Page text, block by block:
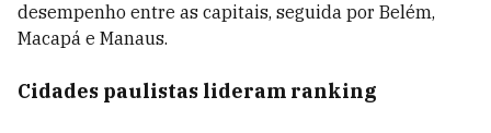
desempenho entre as capitais, seguida por Belém,
Macapá e Manaus.
Cidades paulistas lideram ranking